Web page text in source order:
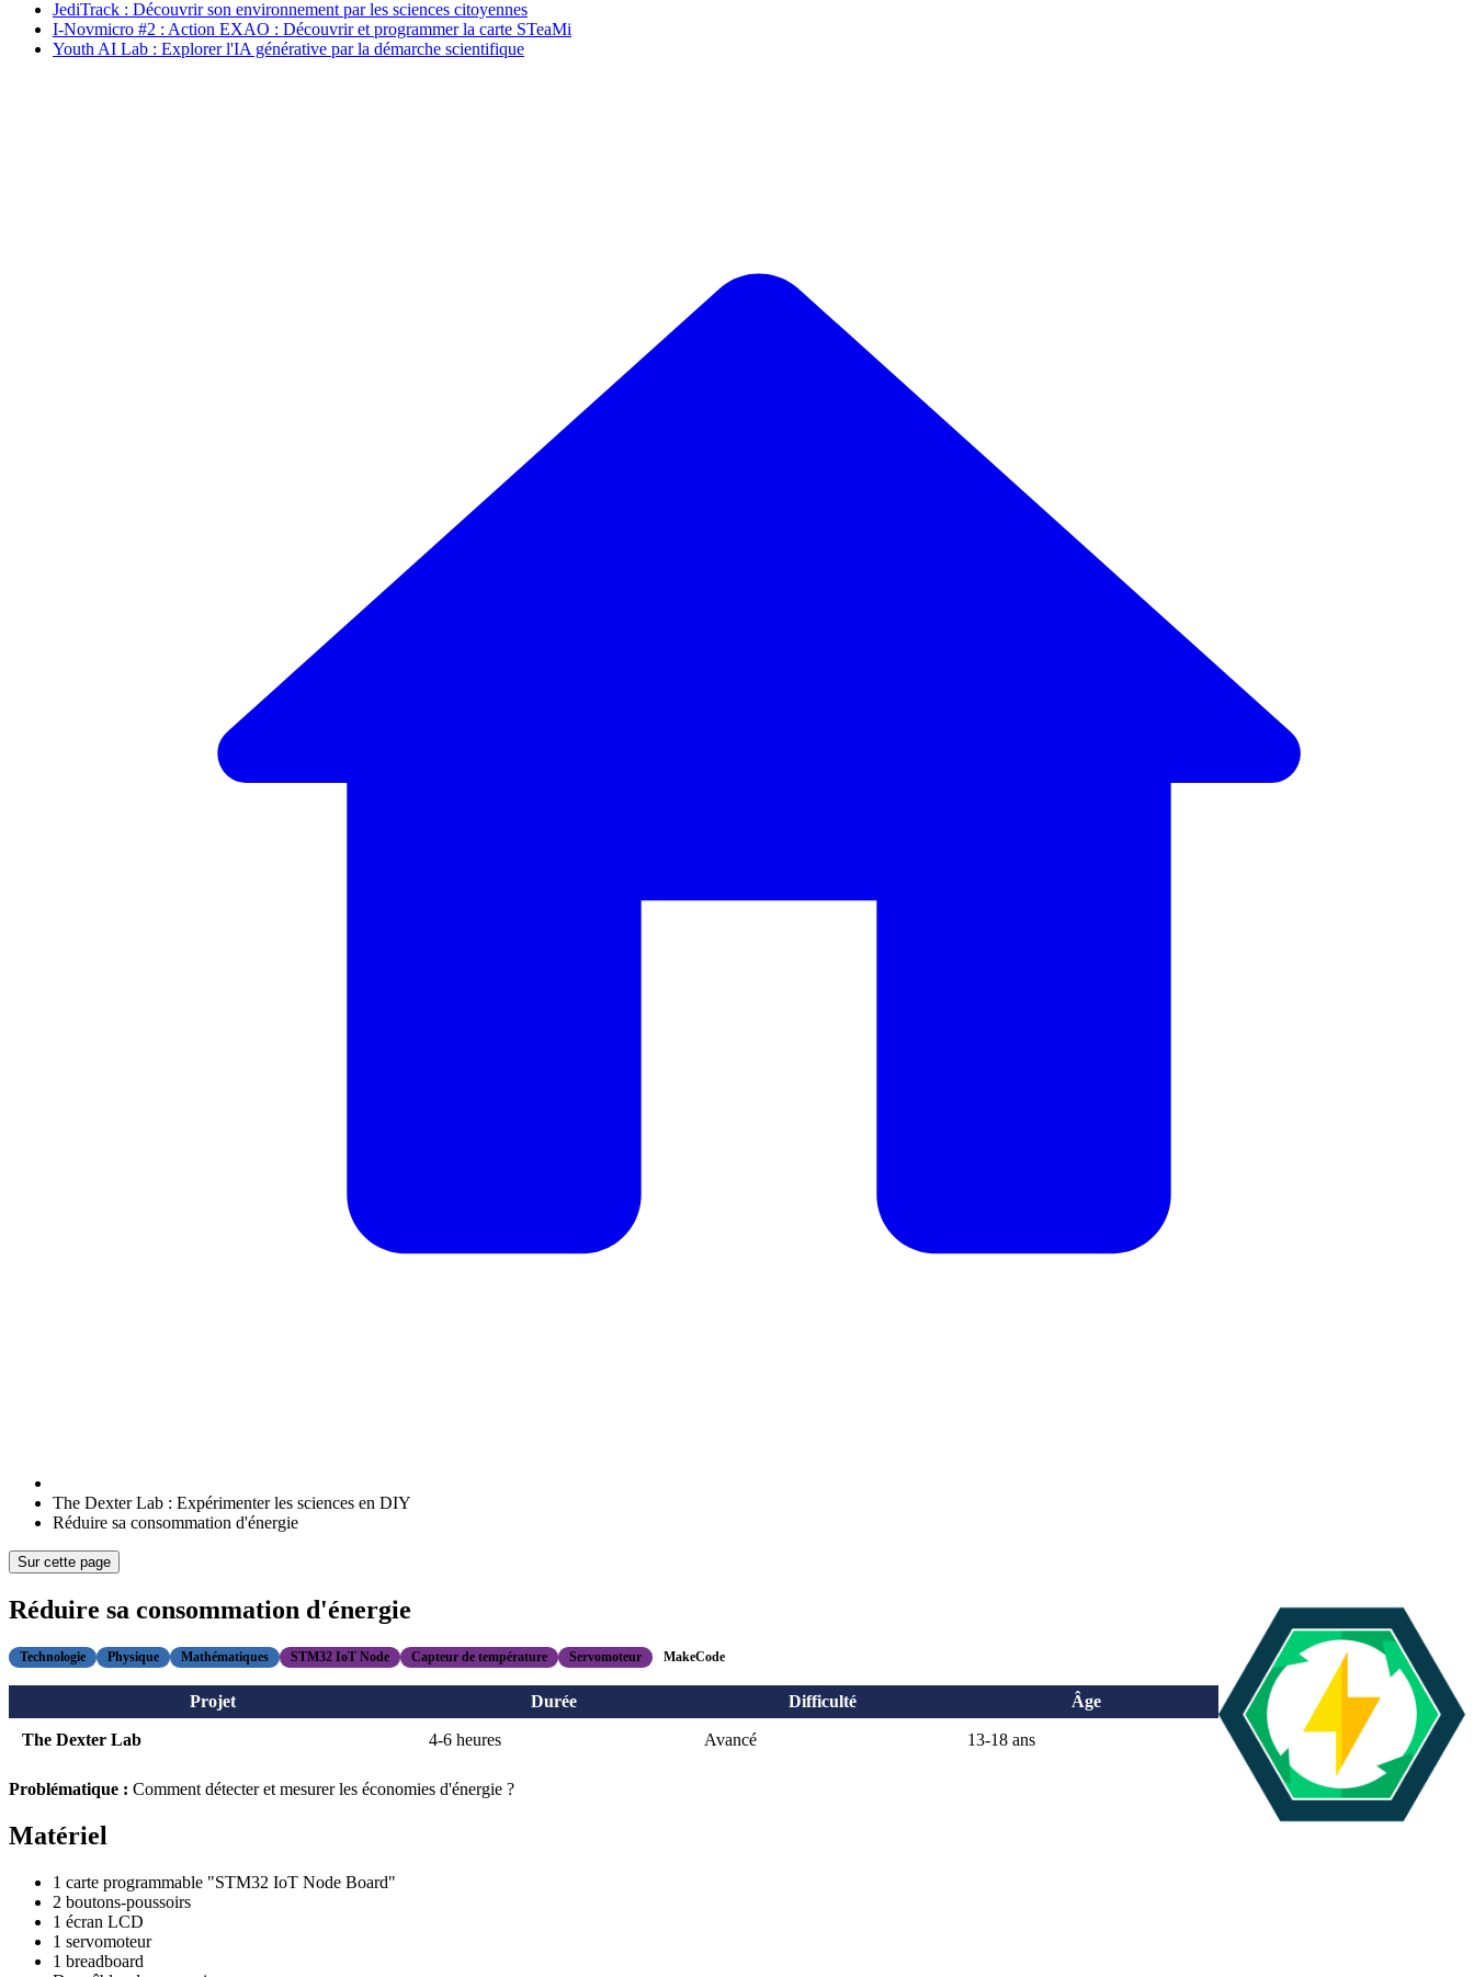
JediTrack : Découvrir son environnement par les sciences citoyennes
I-Novmicro #2 : Action EXAO : Découvrir et programmer la carte STeaMi
Youth AI Lab : Explorer l'IA générative par la démarche scientifique
The Dexter Lab : Expérimenter les sciences en DIY
Réduire sa consommation d'énergie
Sur cette page
Réduire sa consommation d'énergie
Technologie Physique Mathématiques STM32 IoT Node Capteur de température Servomoteur MakeCode
Projet Durée Difficulté Âge
The Dexter Lab 4-6 heures Avancé 13-18 ans
Problématique : Comment détecter et mesurer les économies d'énergie ?
Matériel
1 carte programmable "STM32 IoT Node Board"
2 boutons-poussoirs
1 écran LCD
1 servomoteur
1 breadboard